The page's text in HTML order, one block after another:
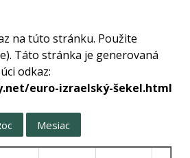
na túto stránku. Použite
Táto stránka je generovaná
odkaz:
euro-izraelský-šekel.html
Mesiac